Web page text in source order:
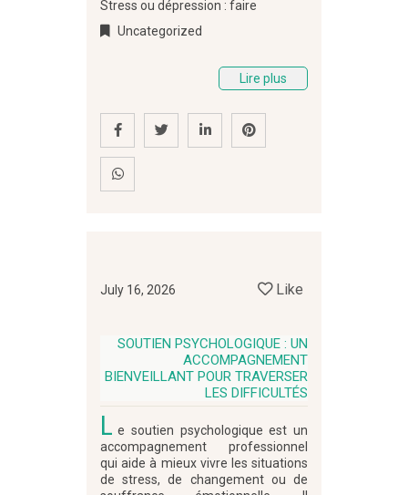
Stress ou dépression : faire
Uncategorized
Lire plus
July 16, 2026 Like
SOUTIEN PSYCHOLOGIQUE : UN
ACCOMPAGNEMENT
BIENVEILLANT POUR TRAVERSER
LES DIFFICULTÉS
L e soutien psychologique est un
accompagnement professionnel
qui aide à mieux vivre les situations
de stress, de changement ou de